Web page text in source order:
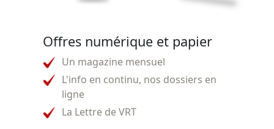
Offres numérique et papier
Un magazine mensuel
L'info en continu, nos dossiers en
ligne
La Lettre de VRT